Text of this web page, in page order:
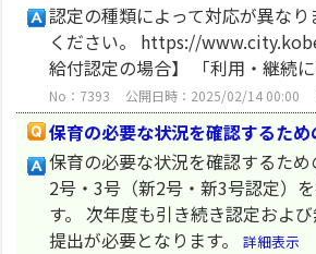
認定の種類によって対応が異な
ください。 https://
給付認定の場合】 「利用・継続
No：7393 公開日時：2025/02/14 00:00
保育の必要な状況を確認するた
保育の必要な状況を確認するた
2号・3号（新2号・新3号認定）
す。 次年度も引き続き認定およ
提出が必要となります。
詳細表示